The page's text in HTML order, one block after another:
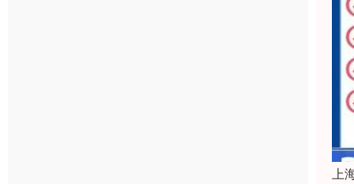
上